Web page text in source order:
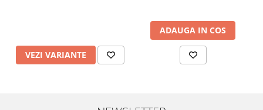
VEZI VARIANTE
ADAUGA IN COS